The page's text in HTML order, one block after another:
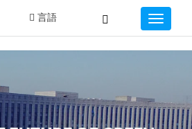
言語